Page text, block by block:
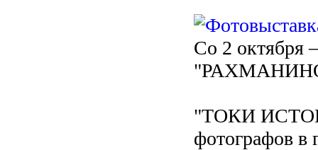
Со 2 октября
"ТОКИ
фотографов в